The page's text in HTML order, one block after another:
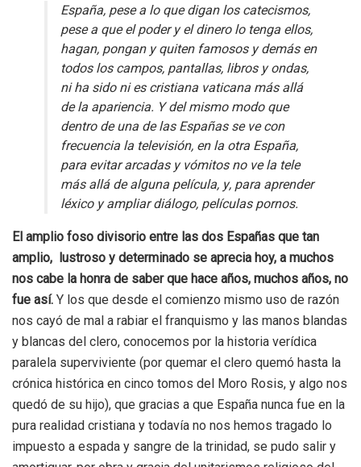
España, pese a lo que digan los catecismos,
pese a que el poder y el dinero lo tenga ellos,
hagan, pongan y quiten famosos y demás en
todos los campos, pantallas, libros y ondas,
ni ha sido ni es cristiana vaticana más allá
de la apariencia. Y del mismo modo que
dentro de una de las Españas se ve con
frecuencia la televisión, en la otra España,
para evitar arcadas y vómitos no ve la tele
más allá de alguna película, y, para aprender
léxico y ampliar diálogo, películas pornos.
El amplio foso divisorio entre las dos Españas que tan
amplio, lustroso y determinado se aprecia hoy, a muchos
nos cabe la honra de saber que hace años, muchos años, no
fue así. Y los que desde el comienzo mismo uso de razón
nos cayó de mal a rabiar el franquismo y las manos blandas
y blancas del clero, conocemos por la historia verídica
paralela superviviente (por quemar el clero quemó hasta la
crónica histórica en cinco tomos del Moro Rosis, y algo nos
quedó de su hijo), que gracias a que España nunca fue en la
pura realidad cristiana y todavía no nos hemos tragado lo
impuesto a espada y sangre de la trinidad, se pudo salir y